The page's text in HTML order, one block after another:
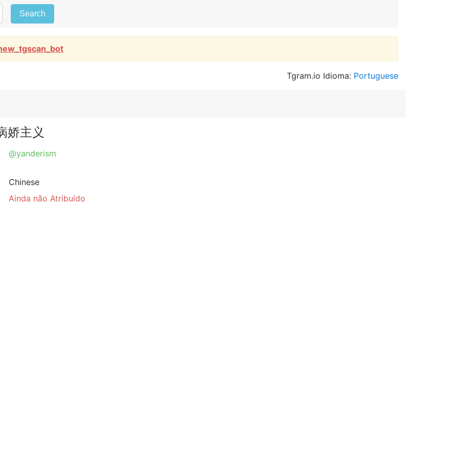
Search
Tgram.io Idioma: Portuguese
娇主义
@yanderism
Chinese
Ainda não Atribuído